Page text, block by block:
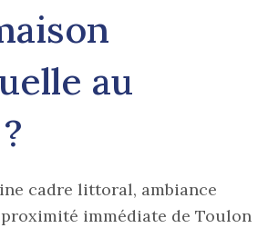
au
cadre littoral, ambiance
immédiate de Toulon